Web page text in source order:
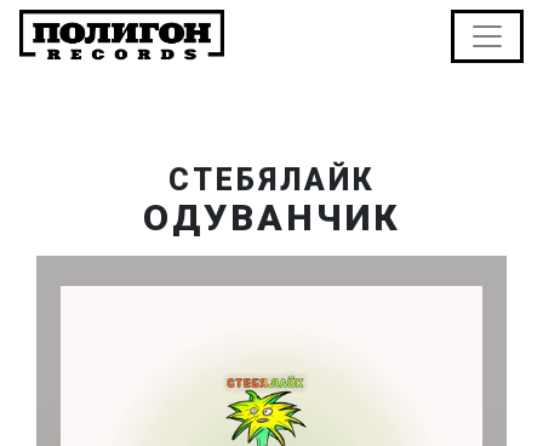
СТЕБЯЛАЙК
ОДУВАНЧИК